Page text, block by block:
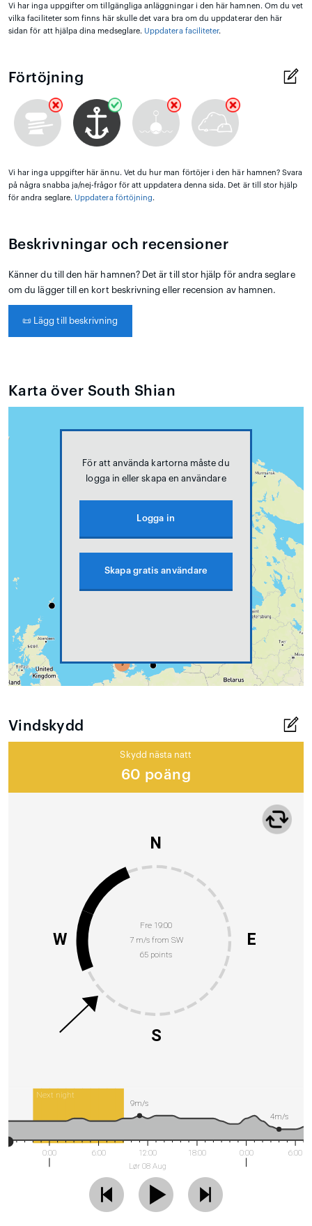
Vi har inga uppgifter om tillgängliga anläggningar i den här hamnen. Om du vet
vilka faciliteter som finns här skulle det vara bra om du uppdaterar den här
sidan för att hjälpa dina medseglare. Uppdatera faciliteter.
Förtöjning
Vi har inga uppgifter här ännu. Vet du hur man förtöjer i den här hamnen? Svara
på några snabba ja/nej-frågor för att uppdatera denna sida. Det är till stor hjälp
för andra seglare. Uppdatera förtöjning.
Beskrivningar och recensioner
Känner du till den här hamnen? Det är till stor hjälp för andra seglare
om du lägger till en kort beskrivning eller recension av hamnen.
📜 Lägg till beskrivning
Karta över South Shian
För att använda kartorna måste du
logga in eller skapa en användare
Logga in
Skapa gratis användare
Vindskydd
Skydd nästa natt
60 poäng
Fre 19:00
7 m/s from SW
65 points
N
E
S
W
Next night
0:00 6:00
12:00
Lør 08 Aug
18:00 0:00 6:00
9m/s
4m/s